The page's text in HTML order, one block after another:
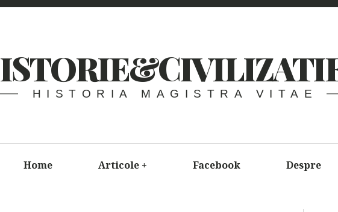
HISTORIA MAGISTRA VITAE
Home Articole + Facebook Despre